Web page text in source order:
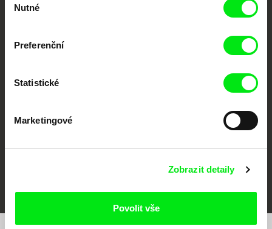
souhlasu
Nutné
Preferenční
Statistické
Marketingové
Zobrazit detaily
Povolit vše
DOK Leipzig
Visions du Réel